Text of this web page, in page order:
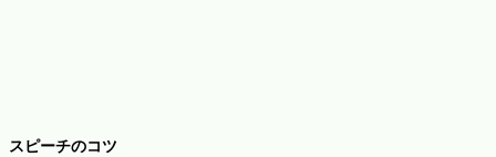
スピーチのコツ